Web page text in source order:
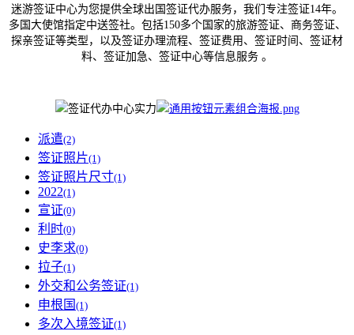
迷游签证中心为您提供全球出国签证代办服务，我们专注签证14年。
多国大使馆指定中送签社。包括150多个国家的旅游签证、商务签证、
探亲签证等类型，以及签证办理流程、签证费用、签证时间、签证材
料、签证加急、签证中心等信息服务 。
派遣(2)
签证照片(1)
签证照片尺寸(1)
2022(1)
宣证(0)
利时(0)
史李求(0)
拉子(1)
外交和公务签证(1)
申根国 (1)
多次入境签证(1)